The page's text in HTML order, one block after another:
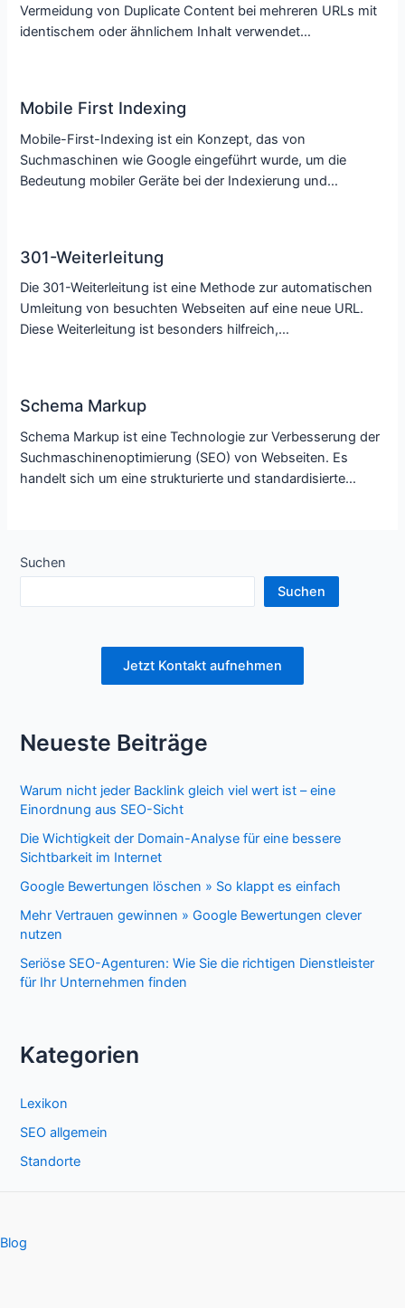
Vermeidung von Duplicate Content bei mehreren URLs mit
identischem oder ähnlichem Inhalt verwendet…
Mobile First Indexing
Mobile-First-Indexing ist ein Konzept, das von
Suchmaschinen wie Google eingeführt wurde, um die
Bedeutung mobiler Geräte bei der Indexierung und…
301-Weiterleitung
Die 301-Weiterleitung ist eine Methode zur automatischen
Umleitung von besuchten Webseiten auf eine neue URL.
Diese Weiterleitung ist besonders hilfreich,…
Schema Markup
Schema Markup ist eine Technologie zur Verbesserung der
Suchmaschinenoptimierung (SEO) von Webseiten. Es
handelt sich um eine strukturierte und standardisierte…
Suchen
Suchen
Jetzt Kontakt aufnehmen
Neueste Beiträge
Warum nicht jeder Backlink gleich viel wert ist – eine
Einordnung aus SEO-Sicht
Die Wichtigkeit der Domain-Analyse für eine bessere
Sichtbarkeit im Internet
Google Bewertungen löschen » So klappt es einfach
Mehr Vertrauen gewinnen » Google Bewertungen clever
nutzen
Seriöse SEO-Agenturen: Wie Sie die richtigen Dienstleister
für Ihr Unternehmen finden
Kategorien
Lexikon
SEO allgemein
Standorte
Blog